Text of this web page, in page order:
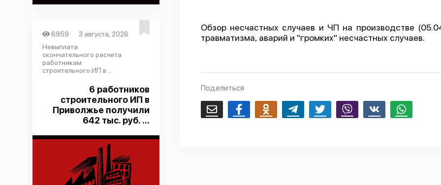
6959
3 августа, 2026
Невыплата
окончательного расчета
работникам
строительного ИП в ...
6 работников
строительного ИП в
Приволжье получили
642 тыс. руб. ...
Обзор несчастных случаев и ЧП на производстве
травматизма, аварий и "громких" несчастных случаев.
Поделиться
Email FacebookOdnoklassnikiTelegram Twitter Viber Whatsapp